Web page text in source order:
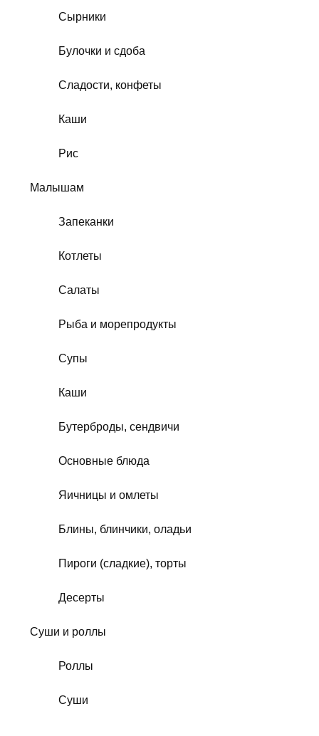
Сырники
Булочки и сдоба
Сладости, конфеты
Каши
Рис
Малышам
Запеканки
Котлеты
Салаты
Рыба и морепродукты
Супы
Каши
Бутерброды, сендвичи
Основные блюда
Яичницы и омлеты
Блины, блинчики, оладьи
Пироги (сладкие), торты
Десерты
Суши и роллы
Роллы
Суши